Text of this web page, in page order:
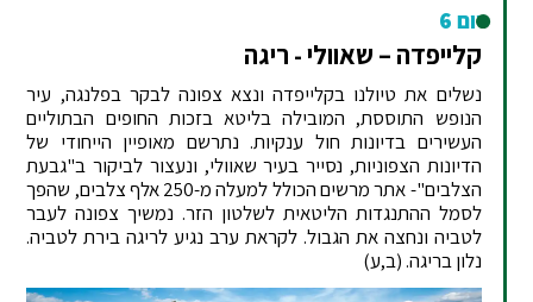
יום 6
קלייפדה – שאוולי - ריגה
נשלים את טיולנו בקלייפדה ונצא צפונה לבקר בפלנגה, עיר
הנופש התוססת, המובילה בליטא בזכות החופים הבתוליים
העשירים בדיונות חול ענקיות. נתרשם מאופיין הייחודי של
הדיונות הצפוניות, נסייר בעיר שאוולי, ונעצור לביקור ב"גבעת
הצלבים"- אתר מרשים הכולל למעלה מ-250 אלף צלבים, שהפך
לסמל ההתנגדות הליטאית לשלטון הזר. נמשיך צפונה לעבר
לטביה ונחצה את הגבול. לקראת ערב נגיע לריגה בירת לטביה.
נלון בריגה. (ב,ע)